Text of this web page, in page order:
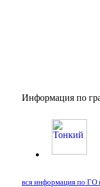
Информация по
вся информация по ГО